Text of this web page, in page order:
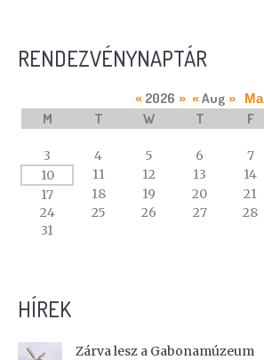
RENDEZVÉNYNAPTÁR
calendar
events
« 2026 » « Aug » Ma
M T W T F
3
4 5 6 7
10
11 12 13 14
17
18 19 20 21
24
25 26 27 28
31
HÍREK
Zárva lesz a Gabonamúzeum